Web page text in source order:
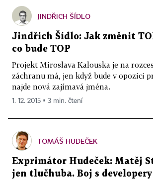
JINDŘICH ŠÍDLO
Jindřich Šídlo: Jak změnit
co bude TOP
Projekt Miroslava Kalouska je na
záchranu má, jen když bude v opozici
najde nová zajímavá jména.
1. 12. 2015 ▪ 3 min. čtení
TOMÁŠ HUDEČEK
Exprimátor Hudeček: Matěj
jen tlučhuba. Boj s developery